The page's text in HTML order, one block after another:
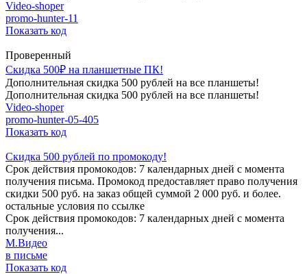
Video-shoper
promo-hunter-11
Показать код
Проверенный
Скидка 500₽ на планшетные ПК!
Дополнительная скидка 500 рублей на все планшеты!
Дополнительная скидка 500 рублей на все планшеты!
Video-shoper
promo-hunter-05-405
Показать код
Скидка 500 рублей по промокоду!
Срок действия промокодов: 7 календарных дней с момента
получения письма. Промокод предоставляет право получения
скидки 500 руб. на заказ общей суммой 2 000 руб. и более.
остальные условия по ссылке
Срок действия промокодов: 7 календарных дней с момента
получения...
М.Видео
в письме
Показать код